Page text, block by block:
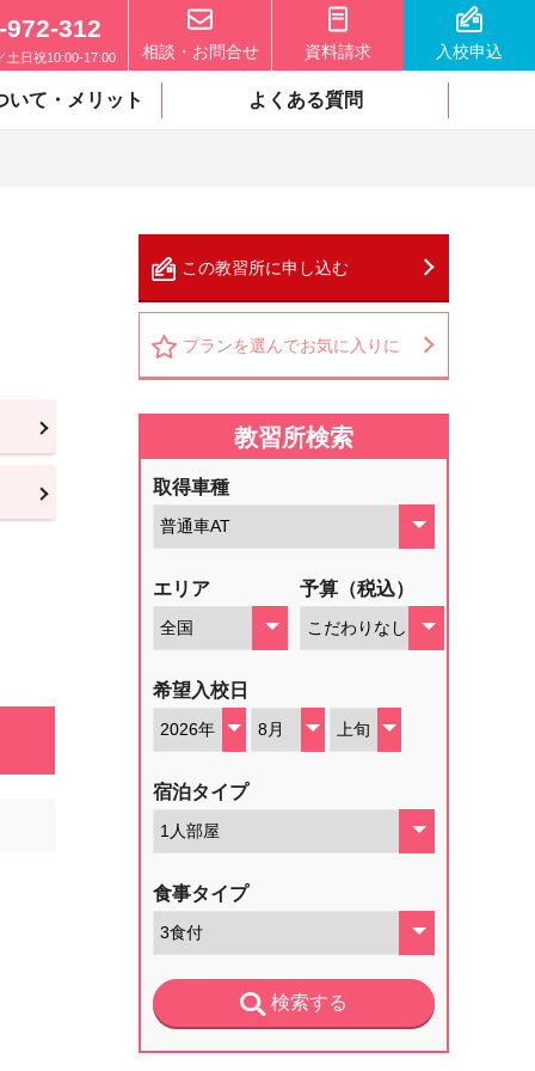
972-312
土日祝10:00-17:00 相談・お問合せ 資料請求 入校申込
いて・メリット よくある質問
この教習所に申し込む
プランを選んでお気に入りに
教習所検索
取得車種
エリア 予算（税込）
希望入校日
宿泊タイプ
食事タイプ
検索する